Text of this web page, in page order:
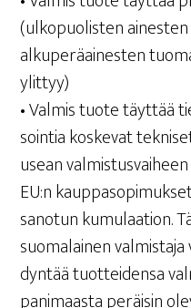
(ulko­puo­lis­ten
alku­pe­rä­ai­nes­ten
ylittyy)
• Val­mis tuo­te täyt­tää
soin­tia kos­ke­vat
usean
EU:n
sano­tun kumu­laa­tion.
suo­ma­lai­nen
dyn­tää tuot­tei­den­sa
pa­ni­maas­ta peräi­sin